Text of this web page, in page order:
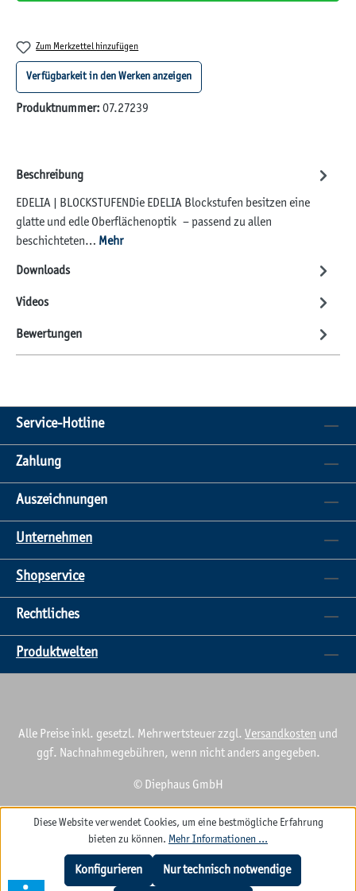
Zum Merkzettel hinzufügen
Verfügbarkeit in den Werken anzeigen
Produktnummer: 07.27239
Beschreibung
EDELIA | BLOCKSTUFENDie EDELIA Blockstufen besitzen eine
glatte und edle Oberflächenoptik – passend zu allen
beschichteten… Mehr
Downloads
Videos
Bewertungen
Service-Hotline
Zahlung
Auszeichnungen
Unternehmen
Shopservice
Rechtliches
Produktwelten
Alle Preise inkl. gesetzl. Mehrwertsteuer zzgl. Versandkosten und
ggf. Nachnahmegebühren, wenn nicht anders angegeben.
© Diephaus GmbH
Diese Website verwendet Cookies, um eine bestmögliche Erfahrung
bieten zu können. Mehr Informationen ...
Nur technisch notwendige
Konfigurieren